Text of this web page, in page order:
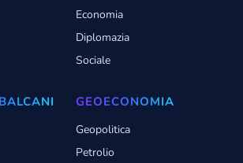
Economia
Diplomazia
Sociale
GEOECONOMIA
Geopolitica
Petrolio